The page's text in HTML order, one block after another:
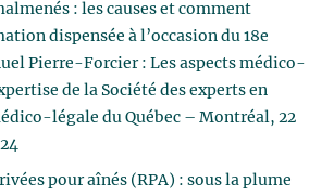
: les causes et comment
dispensée à l’occasion du 18e
Pierre-Forcier : Les aspects médico-
de la Société des experts en
légale du Québec – Montréal, 22
pour aînés (RPA) : sous la plume